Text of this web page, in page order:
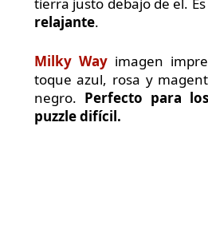
tierra justo debajo de el.
relajante.
Milky Wayimagen
toque azul, rosa y
negro. Perfecto para
puzzle difícil.